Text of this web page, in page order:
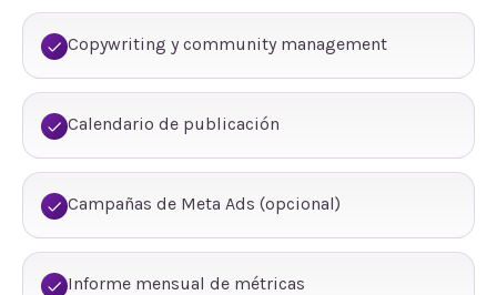
Copywriting y community management
Calendario de publicación
Campañas de Meta Ads (opcional)
Informe mensual de métricas